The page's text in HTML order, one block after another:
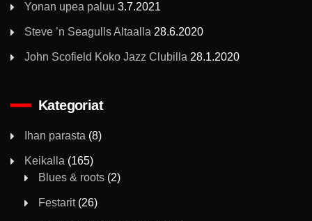
Yonan upea paluu 3.7.2021
Steve ’n Seagulls Altaalla 28.6.2020
John Scofield Koko Jazz Clubilla 28.1.2020
Kategoriat
Ihan parasta (8)
Keikalla (165)
Blues & roots (2)
Festarit(26)